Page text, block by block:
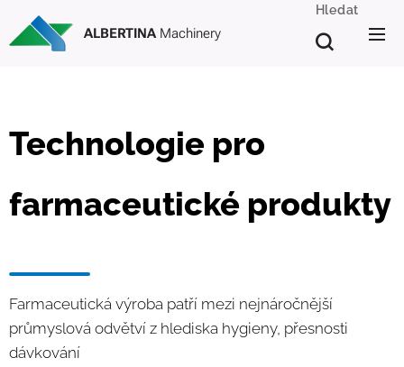
ALBERTINA Machinery
Hledat
Technologie pro
farmaceutické produkty
Farmaceutická výroba patří mezi nejnáročnější
průmyslová odvětví z hlediska hygieny, přesnosti
dávkování